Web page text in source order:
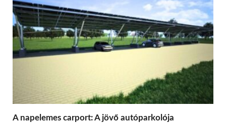
A napelemes carport: A jövő autóparkolója